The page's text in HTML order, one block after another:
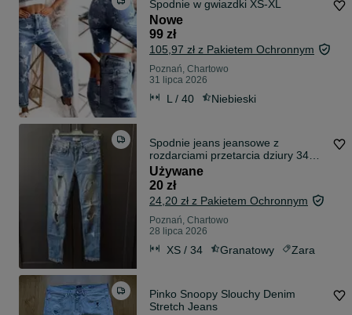
Spodnie w gwiazdki XS-XL
Nowe
99 zł
105,97 zł z Pakietem Ochronnym
Poznań, Chartowo
31 lipca 2026
L / 40 Niebieski
Spodnie jeans jeansowe z
rozdarciami przetarcia dziury 34
Zara
Używane
20 zł
24,20 zł z Pakietem Ochronnym
Poznań, Chartowo
28 lipca 2026
XS / 34 Granatowy Zara
Pinko Snoopy Slouchy Denim
Stretch Jeans